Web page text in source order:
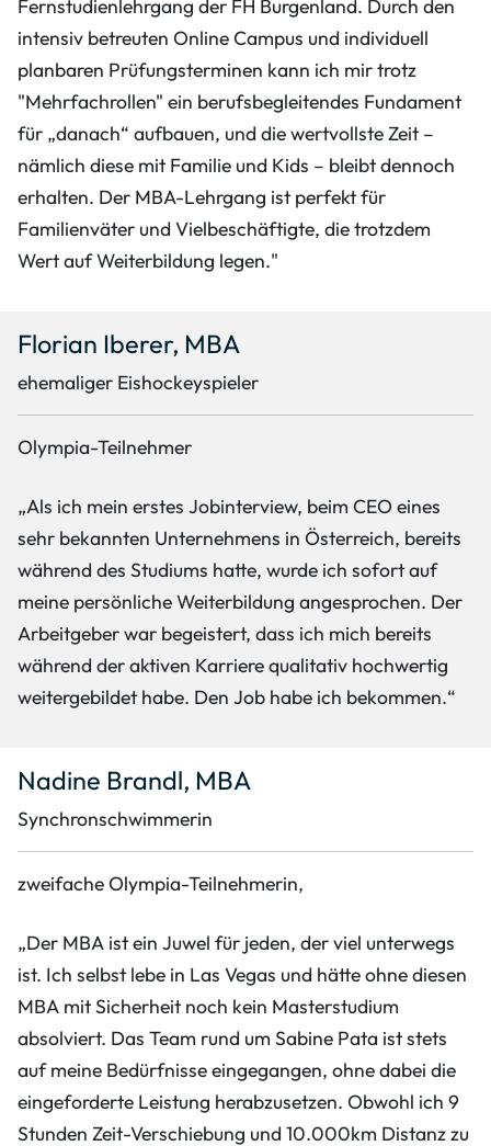
Fernstudienlehrgang der FH Burgenland. Durch den
intensiv betreuten Online Campus und individuell
planbaren Prüfungsterminen kann ich mir trotz
"Mehrfachrollen" ein berufsbegleitendes Fundament
für „danach“ aufbauen, und die wertvollste Zeit –
nämlich diese mit Familie und Kids – bleibt dennoch
erhalten. Der MBA-Lehrgang ist perfekt für
Familienväter und Vielbeschäftigte, die trotzdem
Wert auf Weiterbildung legen."
Florian Iberer, MBA
ehemaliger Eishockeyspieler
Olympia-Teilnehmer
„Als ich mein erstes Jobinterview, beim CEO eines
sehr bekannten Unternehmens in Österreich, bereits
während des Studiums hatte, wurde ich sofort auf
meine persönliche Weiterbildung angesprochen. Der
Arbeitgeber war begeistert, dass ich mich bereits
während der aktiven Karriere qualitativ hochwertig
weitergebildet habe. Den Job habe ich bekommen.“
Nadine Brandl, MBA
Synchronschwimmerin
zweifache Olympia-Teilnehmerin,
„Der MBA ist ein Juwel für jeden, der viel unterwegs
ist. Ich selbst lebe in Las Vegas und hätte ohne diesen
MBA mit Sicherheit noch kein Masterstudium
absolviert. Das Team rund um Sabine Pata ist stets
auf meine Bedürfnisse eingegangen, ohne dabei die
eingeforderte Leistung herabzusetzen. Obwohl ich 9
Stunden Zeit-Verschiebung und 10.000km Distanz zu